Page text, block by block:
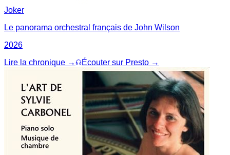
Joker
Le panorama orchestral français de John Wilson
2026
Lire la chronique →
Écouter sur Presto →